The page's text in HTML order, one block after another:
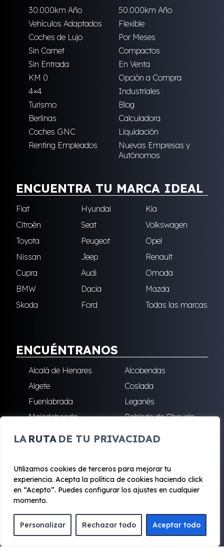
LA RUTA DE TU PRIVACIDAD
Utilizamos cookies de terceros para mejorar tu
experiencia. Acepta la política de cookies haciendo click
en “Acepto”. Puedes configurar los ajustes en cualquier
momento.
Personalizar Rechazar todo Aceptar todo
30.000km Año
50.000km Año
Vehículos Adaptados
Flexible
Coches de Lujo
Por Meses
Sin Carnet
Compactos
Sin Entrada
En Venta
KM 0
Opción a Compra
4×4
Industriales
Turismo
Blog
Berlinas
Calculadora
Coches GNC
Liquidación
Renting Empleados
Nuevas Empresas y
Autónomos
ENCUENTRA TU MARCA IDEAL
Fiat Hyundai
Kia
Citroën
Seat
Volkswagen
Toyota
Peugeot
Opel
Nissan
Jeep
Renault
Cupra
Audi
Omoda
BMW
Dacia
Mazda
Skoda
Ford Todas las marcas
ENCUÉNTRANOS
Alcalá de Henares
Alcobendas
Algete
Coslada
Fuenlabrada
Leganés
Majadahonda
Robledo de Chavela
Reyes
© 2020 - 2026 Renting Mad
Aviso legal y Privacidad